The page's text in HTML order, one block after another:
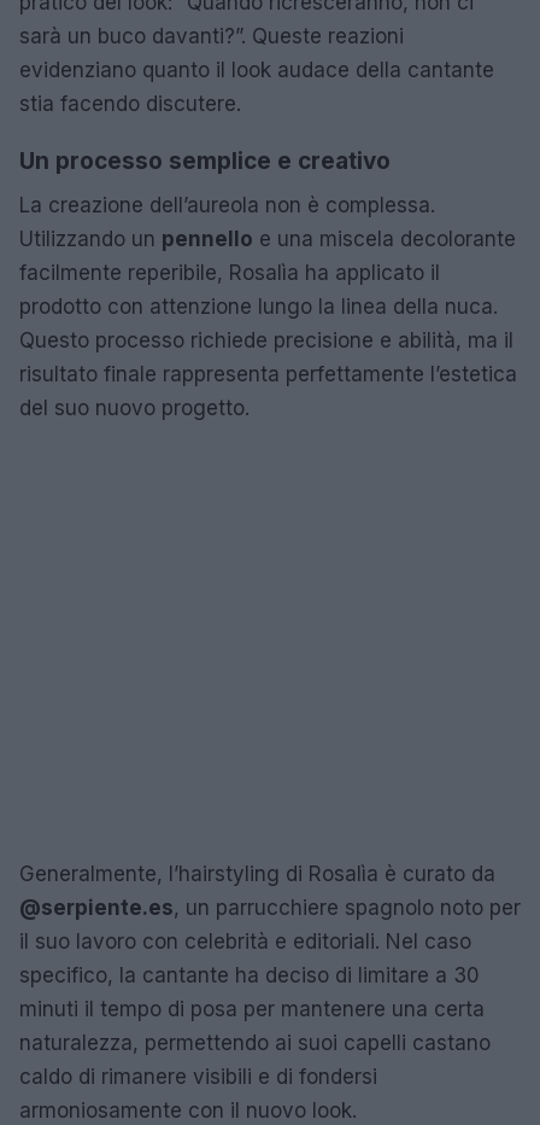
sarà un buco davanti?”. Queste reazioni
evidenziano quanto il look audace della cantante
stia facendo discutere.
Un processo semplice e creativo
La creazione dell’aureola non è complessa.
Utilizzando un pennello e una miscela decolorante
facilmente reperibile, Rosalìa ha applicato il
prodotto con attenzione lungo la linea della nuca.
Questo processo richiede precisione e abilità, ma il
risultato finale rappresenta perfettamente l’estetica
del suo nuovo progetto.
Generalmente, l’hairstyling di Rosalìa è curato da
@serpiente.es, un parrucchiere spagnolo noto per
il suo lavoro con celebrità e editoriali. Nel caso
specifico, la cantante ha deciso di limitare a 30
minuti il tempo di posa per mantenere una certa
naturalezza, permettendo ai suoi capelli castano
caldo di rimanere visibili e di fondersi
armoniosamente con il nuovo look.